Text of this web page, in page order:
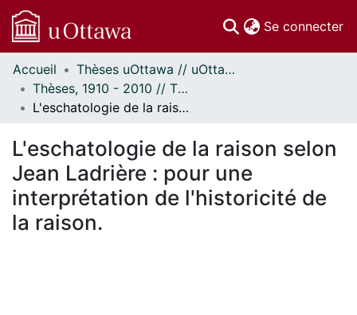
Se connecter
Communautés
et collections
Parcourir
À propos
Accueil
Thèses uOttawa // uOttawa Theses
Thèses, 1910 - 2010 // Theses, 1910 - 2010
L'eschatologie de la raison selon Jean Ladrière : pour une interprétation de l'historicité de la raison.
L'eschatologie de la raison selon
Jean Ladrière : pour une
interprétation de l'historicité de
la raison.